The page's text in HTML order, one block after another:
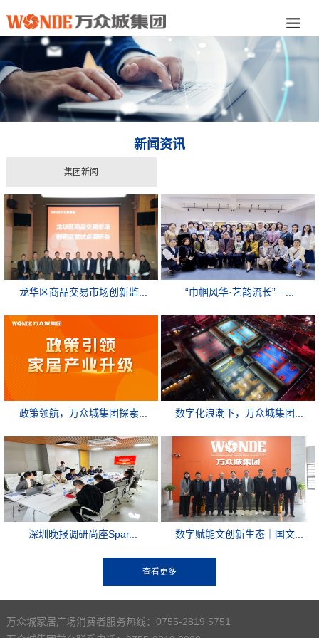
新闻资讯
集团新闻
龙华区商品交易市场创新监... “巾帼风华·艺韵流长”—...
政策领航，万众城集团探索... 数字化浪潮下，万众城集团...
深圳晚报调研尚座Spar... 数字赋能文创新生态｜国文...
万众城家居广场消费者服务热线：0755-2819 5751